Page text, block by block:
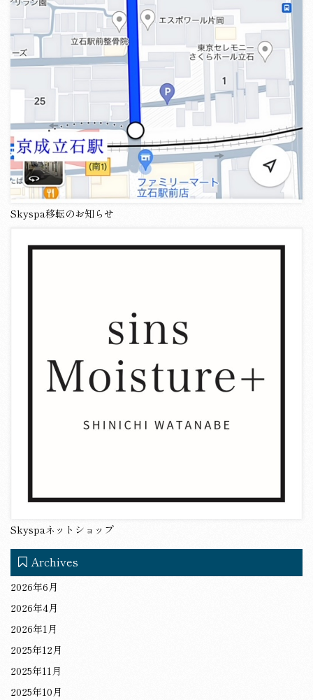
Skyspa移転のお知らせ
Skyspaネットショップ
Archives
2026年6月
2026年4月
2026年1月
2025年12月
2025年11月
2025年10月